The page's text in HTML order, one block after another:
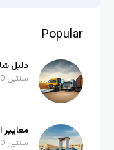
Popular
دليل
سنتين AGO
سنتين AGO